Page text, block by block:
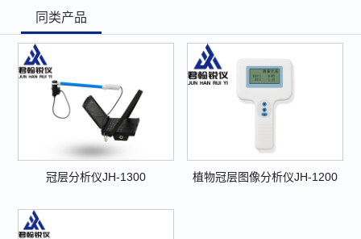
同类产品
冠层分析仪JH-1300 植物冠层图像分析仪JH-1200